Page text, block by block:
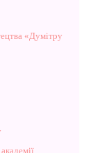
«Думітру